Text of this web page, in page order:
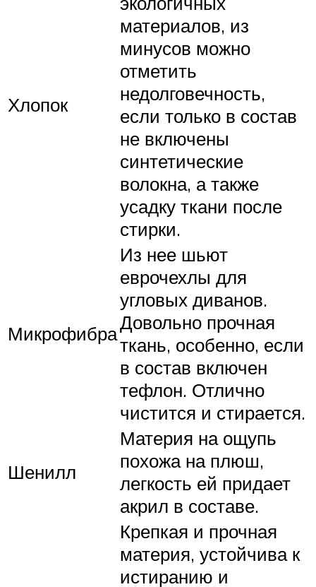
Хлопок
материалов, из
минусов можно
отметить
недолговечность,
если только в состав
не включены
синтетические
волокна, а также
усадку ткани после
стирки.
Микрофибра
Из нее шьют
еврочехлы для
угловых диванов.
Довольно прочная
ткань, особенно, если
в состав включен
тефлон. Отлично
чистится и стирается.
Шенилл
Материя на ощупь
похожа на плюш,
легкость ей придает
акрил в составе.
Крепкая и прочная
материя, устойчива к
истиранию и